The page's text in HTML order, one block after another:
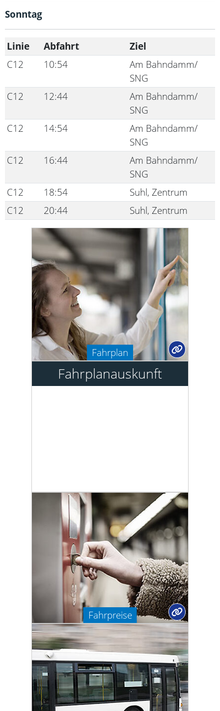
Sonntag
Linie Abfahrt
Ziel
C12
10:54
Am Bahndamm/
SNG
C12
12:44
Am Bahndamm/
SNG
C12
14:54
Am Bahndamm/
SNG
C12
16:44
Am Bahndamm/
SNG
C12
18:54
Suhl, Zentrum
C12
20:44 Suhl, Zentrum
Fahrplan
Fahrplanauskunft
Fahrpreise